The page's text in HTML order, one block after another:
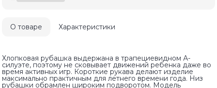
О товаре Характеристики
Хлопковая рубашка выдержана в трапециевидном А-
силуэте, поэтому не сковывает движений ребенка даже во
время активных игр. Короткие рукава делают изделие
максимально практичным для летнего времени года. Низ
рубашки обрамлен широким подворотом. Модель